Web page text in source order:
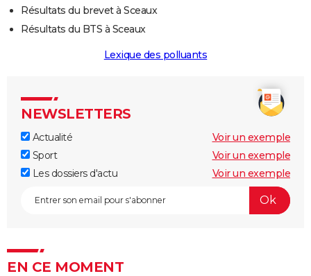
Résultats du brevet à Sceaux
Résultats du BTS à Sceaux
Lexique des polluants
NEWSLETTERS
Actualité
Voir un exemple
Sport
Voir un exemple
Les dossiers d'actu
Voir un exemple
EN CE MOMENT